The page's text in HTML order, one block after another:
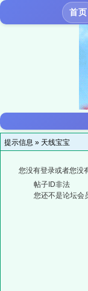
首页
提示信息 » 天线宝宝
您没有登录或者您没
帖子ID非法
您还不是论坛会